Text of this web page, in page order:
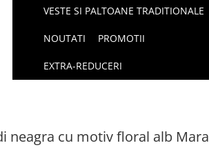
VESTE SI PALTOANE TRADITIONALE
NOUTATI PROMOTII
EXTRA-REDUCERI
neagra cu motiv floral alb Mara